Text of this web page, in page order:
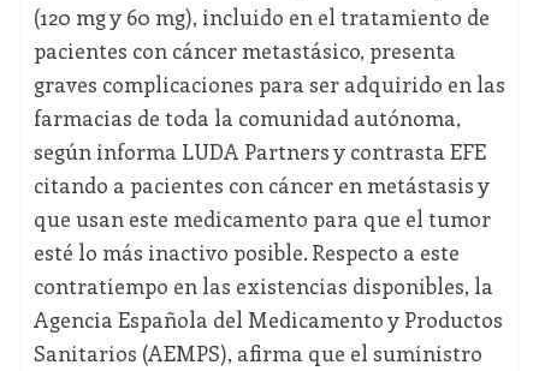
(120 mg y 60 mg), incluido en el tratamiento de
pacientes con cáncer metastásico, presenta
graves complicaciones para ser adquirido en las
farmacias de toda la comunidad autónoma,
según informa LUDA Partners y contrasta EFE
citando a pacientes con cáncer en metástasis y
que usan este medicamento para que el tumor
esté lo más inactivo posible. Respecto a este
contratiempo en las existencias disponibles, la
Agencia Española del Medicamento y Productos
Sanitarios (AEMPS), afirma que el suministro